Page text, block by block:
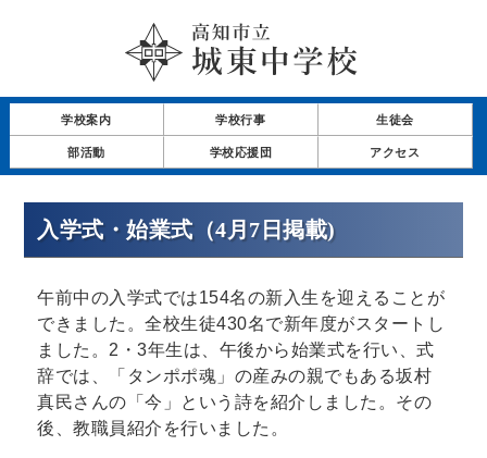
学校案内 学校行事 生徒会
部活動 学校応援団 アクセス
入学式・始業式（4月7日掲載)
午前中の入学式では154名の新入生を迎えることが
できました。全校生徒430名で新年度がスタートし
ました。2・3年生は、午後から始業式を行い、式
辞では、「タンポポ魂」の産みの親でもある坂村
真民さんの「今」という詩を紹介しました。その
後、教職員紹介を行いました。